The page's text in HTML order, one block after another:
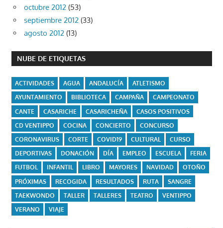
octubre 2012 (53)
septiembre 2012 (33)
agosto 2012 (13)
NUBE DE ETIQUETAS
ACTIVIDADES AGUA ANDALUCÍA
ATLETISMO
AYUNTAMIENTO
BIBLIOTECA CAMPAÑA
CAMPEONATO
CANTE
CASARICHE CASARICHEÑA
CASOS POSITIVOS
CD VENTIPPO
COCINA CONCIERTO
CONCURSO
CORONAVIRUS
CORTE COVID19 CULTURAL
CURSO
DEPORTIVAS
DONACIÓN DÍA EMPLEO ESCUELA
FERIA
FUTBOL
INFANTIL LIBRO MAYORES NAVIDAD
OTOÑO
PRÓXIMAS
RECOGIDA RESULTADOS RUTA
SANGRE
TAEKWONDO
TALLER TALLERES TEATRO
VENTIPPO
VERANO
VIAJE